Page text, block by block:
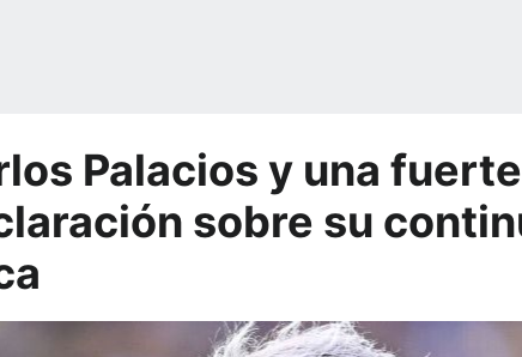
Palacios y una fuerte
sobre su